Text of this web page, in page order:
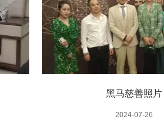
黑马慈善照片
2024-07-26